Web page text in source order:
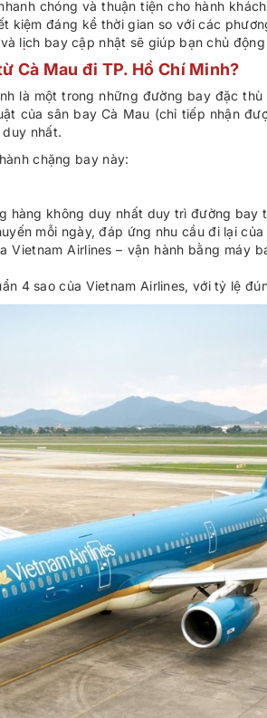
chóng và thuận tiện cho hành
kiệm đáng kể thời gian so với các
lịch bay cập nhật sẽ giúp bạn chủ
Cà Mau đi TP. Hồ Chí Minh?
là một trong những đường bay đặc
của sân bay Cà Mau (chỉ tiếp nhận
nhất.
chặng bay này:
hàng không duy nhất duy trì đường bay
mỗi ngày, đáp ứng nhu cầu đi lại
Vietnam Airlines – vận hành bằng
4 sao của Vietnam Airlines, với tỷ lệ